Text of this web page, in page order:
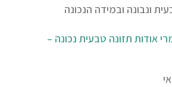
ונבונה ובמידה הנכונה
אודות תזונה טבעית נכונה –